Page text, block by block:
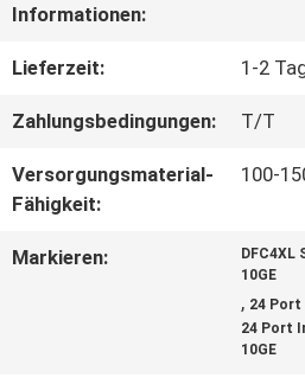
KONTAKT
MIT
UNS
NEUIGKEITEN
RECHTSSACHEN
Informationen:
Lieferzeit: 1-2
Zahlungsbedingungen: T/T
Versorgungsmaterial-
Fähigkeit:
100-
Markieren:
10GE
, 24 Port
24 Port
10GE